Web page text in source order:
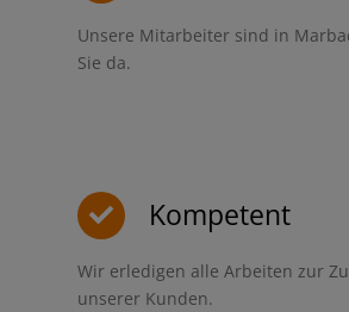
Unsere Mitarbeiter sind in
Sie da.
Kompetent
Wir erledigen alle Arbeiten zur
unserer Kunden.